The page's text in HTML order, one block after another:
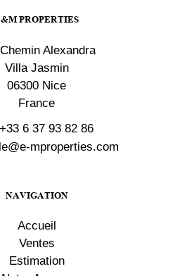
PROPERTIES
Chemin Alexandra
Villa Jasmin
06300 Nice
France
+33 6 37 93 82 86
mproperties.com
NAVIGATION
Accueil
Ventes
Estimation